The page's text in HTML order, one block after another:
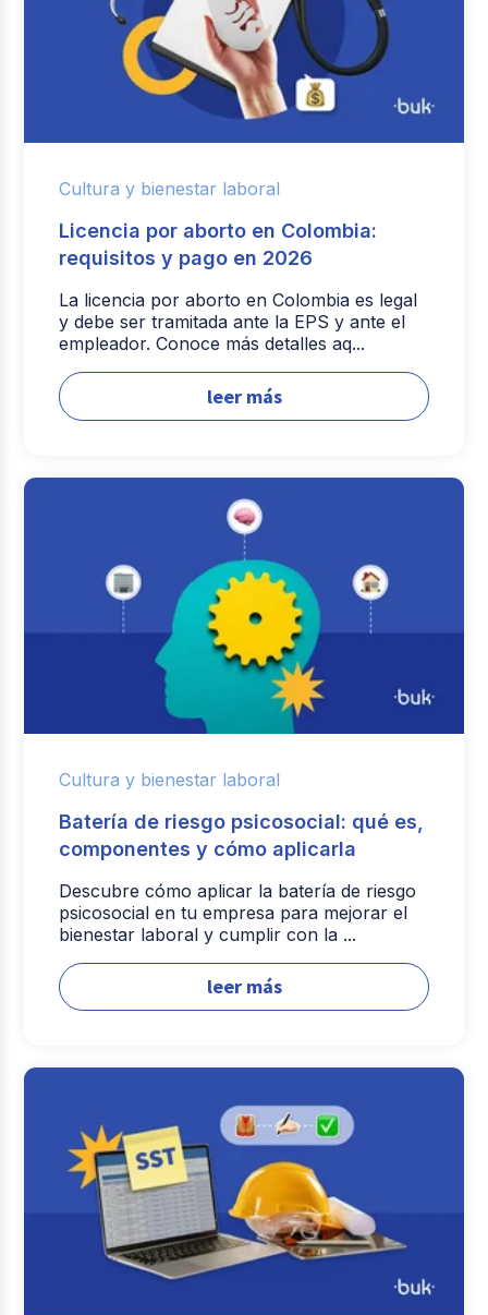
Cultura y bienestar laboral
Licencia por aborto en Colombia:
requisitos y pago en 2026
La licencia por aborto en Colombia es legal
y debe ser tramitada ante la EPS y ante el
empleador. Conoce más detalles aq...
leer más
Cultura y bienestar laboral
Batería de riesgo psicosocial: qué es,
componentes y cómo aplicarla
Descubre cómo aplicar la batería de riesgo
psicosocial en tu empresa para mejorar el
bienestar laboral y cumplir con la ...
leer más